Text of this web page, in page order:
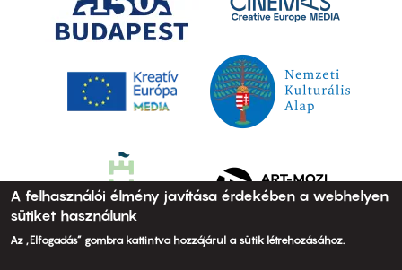
A felhasználói élmény javítása érdekében a webhelyen
sütiket használunk
Az „Elfogadás” gombra kattintva hozzájárul a sütik létrehozásához.